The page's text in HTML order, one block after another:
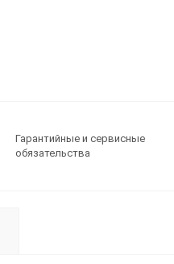
Гарантийные и сервисные
обязательства